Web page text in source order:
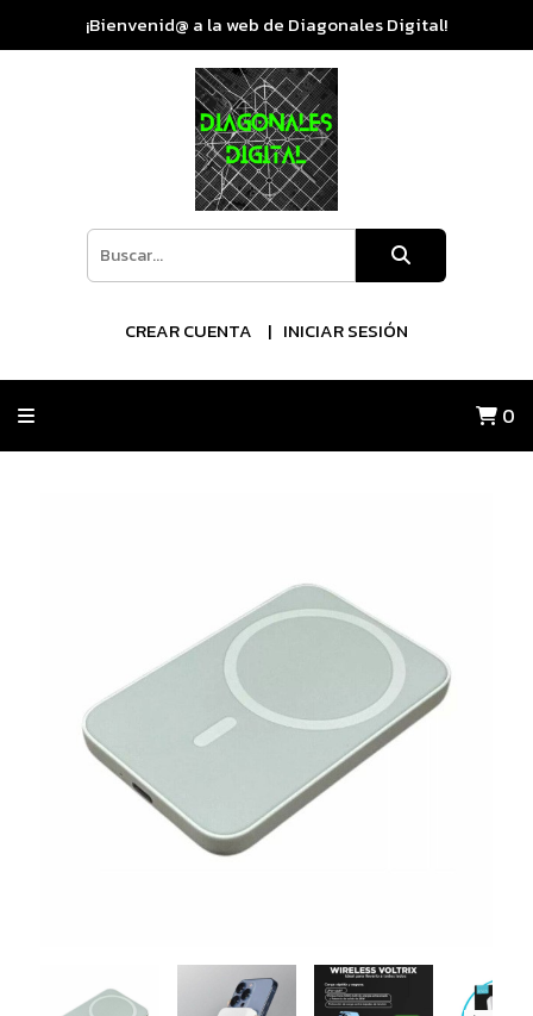
¡Bienvenid@ a la web de Diagonales Digital!
CREAR CUENTA INICIAR SESIÓN
0